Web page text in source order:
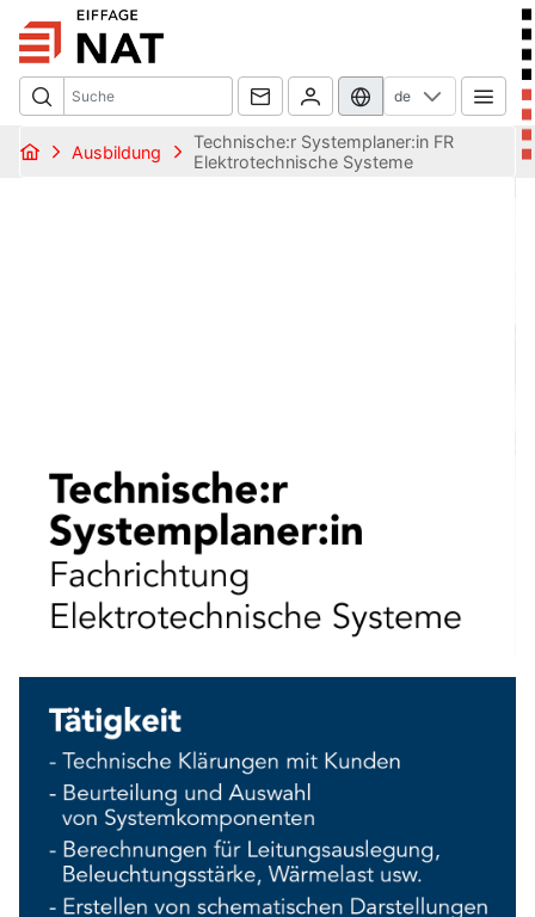
de
Ausbildung
Technische:r Systemplaner:in FR
Elektrotechnische Systeme